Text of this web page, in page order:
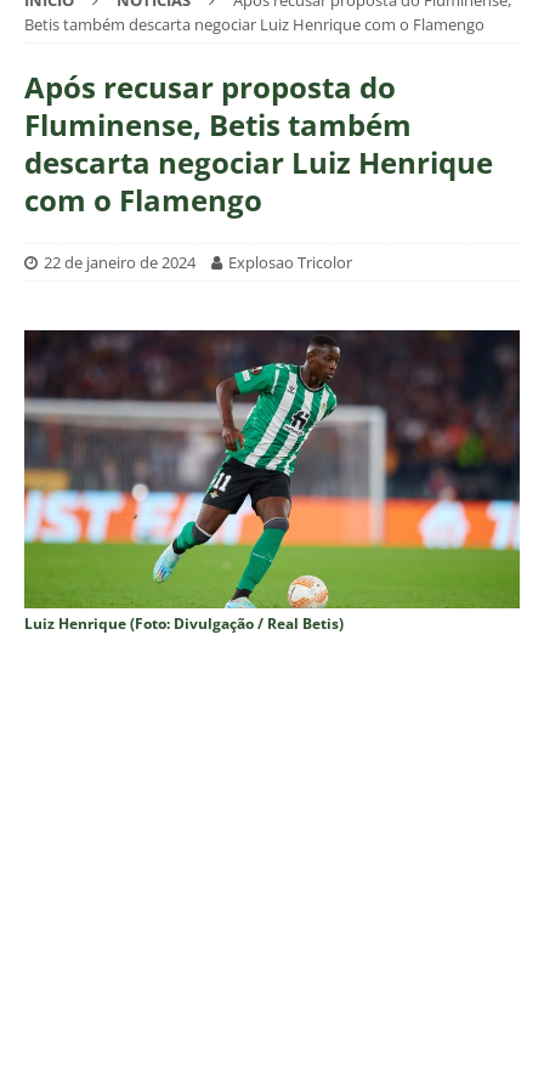
Betis também descarta negociar Luiz Henrique com o Flamengo
Após recusar proposta do
Fluminense, Betis também
descarta negociar Luiz Henrique
com o Flamengo
22 de janeiro de 2024 Explosao Tricolor
Luiz Henrique (Foto: Divulgação / Real Betis)